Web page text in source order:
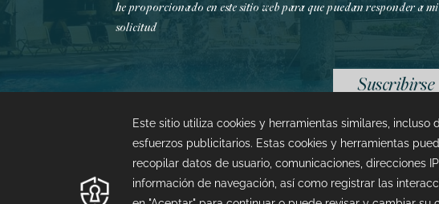
he proporcionado en este sitio web para que puedan responder a mi
solicitud
Suscribirse
¿Dudas con tu reserva?